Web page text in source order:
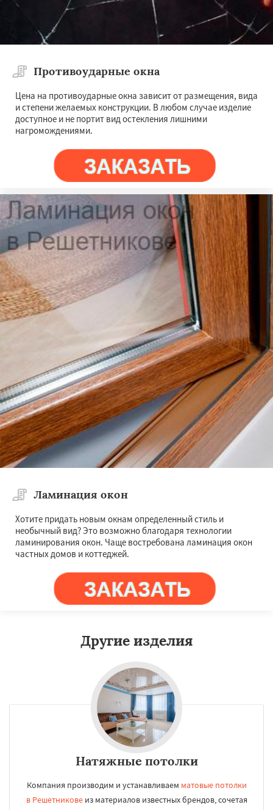
Противоударные окна
Цена на противоударные окна зависит от размещения, вида
и степени желаемых конструкции. В любом случае изделие
доступное и не портит вид остекления лишними
нагромождениями.
Ламинация окон
Хотите придать новым окнам определенный стиль и
необычный вид? Это возможно благодаря технологии
ламинирования окон. Чаще востребована ламинация окон
частных домов и коттеджей.
Другие изделия
Натяжные потолки
Компания производим и устанавливаем матовые потолки
в Решетниковеиз материалов известных брендов, сочетая